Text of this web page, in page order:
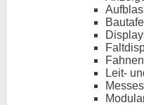
Leit-